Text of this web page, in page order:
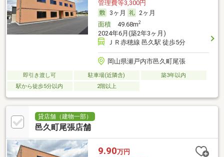
管理費等3,300円
3ヶ月
2ヶ月
面積49.68m2
2024年6月(築2年3ヶ月)
ＪＲ赤穂線 邑久駅 徒歩5分
岡山県瀬戸内市邑久町尾張
即引き渡し可 駐車場(近隣含)
築3年以内
駅から徒歩5分以内
2階以上
貸店舗（建物一部）
邑久町尾張店舗
9.90万円